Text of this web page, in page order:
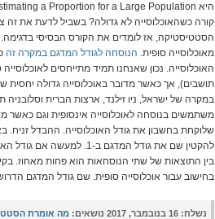
קורה כשהאוכלוסייה לא גדולה? בשביל לדעת את זה
הסטטיסטיקה, אז לומדים את הקורס הבסיסי
מאוכלוסייה סופית. הנוסחה לגודל המדגם במקרה זה
האוכלוסייה. נכון שאנחנו תמיד מתייחסים
תושבים), אך כאשר מדובר באוכלוסייה גדולה יחסית
במקרה של ישראל, ניו זילנד, ארצות הברית
משתמשים בנוסחה לאוכלוסייה אינסופית וגם כאשר
שלוקחת בחשבון את גודל האוכלוסייה. ההבדל
בין התוצאות של שתי הנוסחאות הוא פחות מאחוז.
בחישוב עבור אוכלוסייה סופית. שם גודל המדגם הדרוש
נשלח: מה אומרת